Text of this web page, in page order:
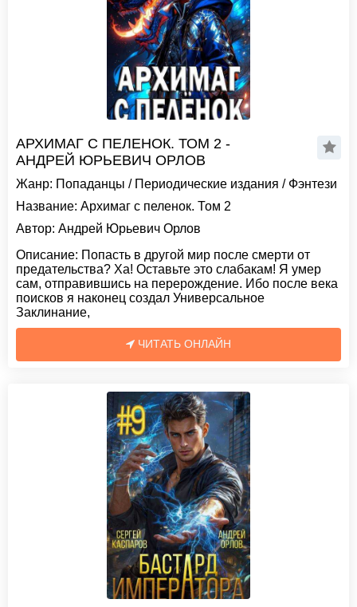
АРХИМАГ С ПЕЛЕНОК. ТОМ 2 -
АНДРЕЙ ЮРЬЕВИЧ ОРЛОВ
Жанр: Попаданцы / Периодические издания / Фэнтези
Название: Архимаг с пеленок. Том 2
Автор: Андрей Юрьевич Орлов
Описание: Попасть в другой мир после смерти от
предательства? Ха! Оставьте это слабакам! Я умер
сам, отправившись на перерождение. Ибо после века
поисков я наконец создал Универсальное
Заклинание,
ЧИТАТЬ ОНЛАЙН